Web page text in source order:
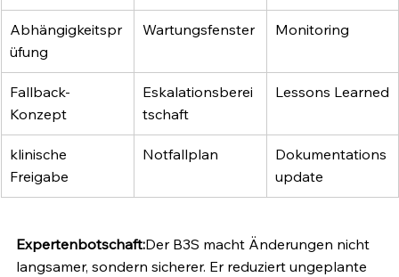
Abhängigkeitspr
üfung
Wartungsfenster Monitoring
Fallback-
Konzept
Eskalationsberei
tschaft
Lessons Learned
klinische
Freigabe
Notfallplan
Dokumentations
update
Expertenbotschaft:Der B3S macht Änderungen nicht
langsamer, sondern sicherer. Er reduziert ungeplante